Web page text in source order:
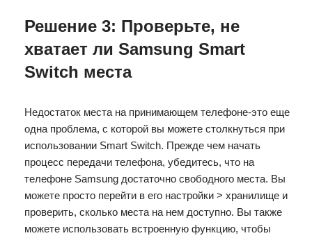
Решение 3: Проверьте, не
хватает ли Samsung Smart
Switch места
Недостаток места на принимающем телефоне-это еще
одна проблема, с которой вы можете столкнуться при
использовании Smart Switch. Прежде чем начать
процесс передачи телефона, убедитесь, что на
телефоне Samsung достаточно свободного места. Вы
можете просто перейти в его настройки > хранилище и
проверить, сколько места на нем доступно. Вы также
можете использовать встроенную функцию, чтобы